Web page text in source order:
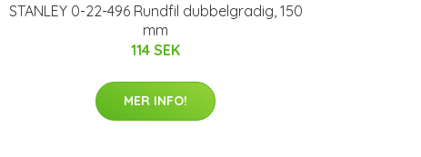
STANLEY 0-22-496 Rundfil dubbelgradig, 150
mm
114 SEK
MER INFO!